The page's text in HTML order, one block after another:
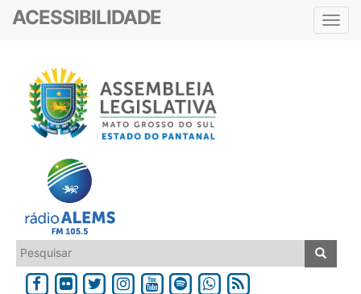
ACESSIBILIDADE